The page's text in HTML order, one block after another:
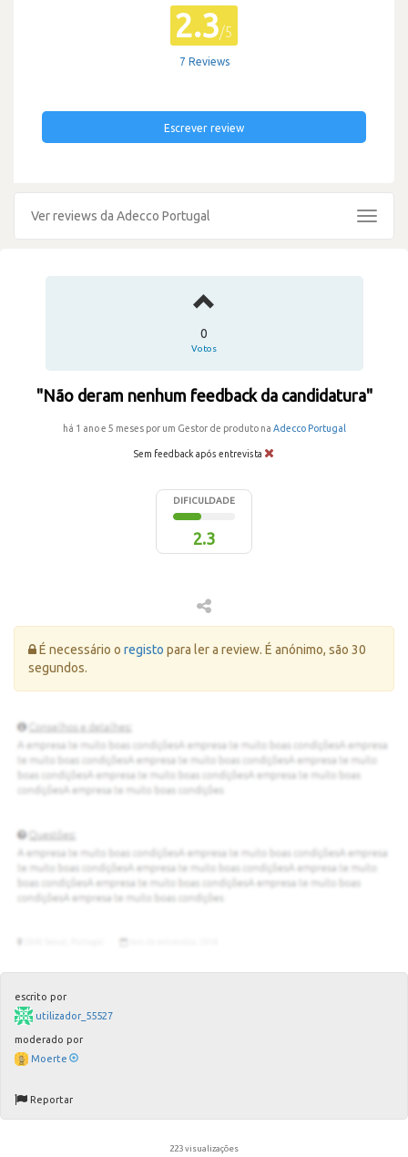
2.3/5
7 Reviews
Escrever review
Ver reviews da Adecco Portugal
Toggle
0
Votos
"Não deram nenhum feedback da candidatura"
há 1 ano e 5 meses por um Gestor de produto na Adecco Portugal
Sem feedback após entrevista
DIFICULDADE
2.3
Erro:
É necessário o registo para ler a review. É anónimo, são 30
segundos.
escrito por
utilizador_55527
moderado por
Moerte
Reportar
223 visualizações